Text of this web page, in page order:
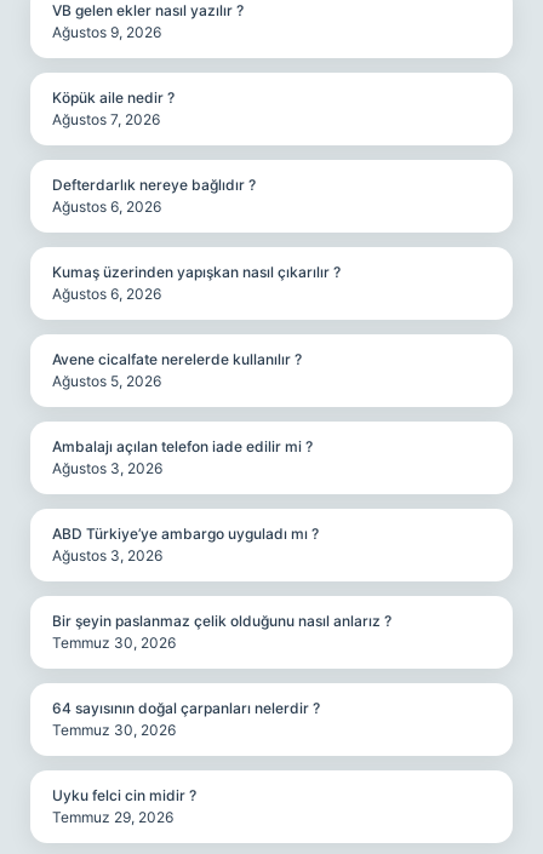
VB gelen ekler nasıl yazılır ?
Ağustos 9, 2026
Köpük aile nedir ?
Ağustos 7, 2026
Defterdarlık nereye bağlıdır ?
Ağustos 6, 2026
Kumaş üzerinden yapışkan nasıl çıkarılır ?
Ağustos 6, 2026
Avene cicalfate nerelerde kullanılır ?
Ağustos 5, 2026
Ambalajı açılan telefon iade edilir mi ?
Ağustos 3, 2026
ABD Türkiye’ye ambargo uyguladı mı ?
Ağustos 3, 2026
Bir şeyin paslanmaz çelik olduğunu nasıl anlarız ?
Temmuz 30, 2026
64 sayısının doğal çarpanları nelerdir ?
Temmuz 30, 2026
Uyku felci cin midir ?
Temmuz 29, 2026